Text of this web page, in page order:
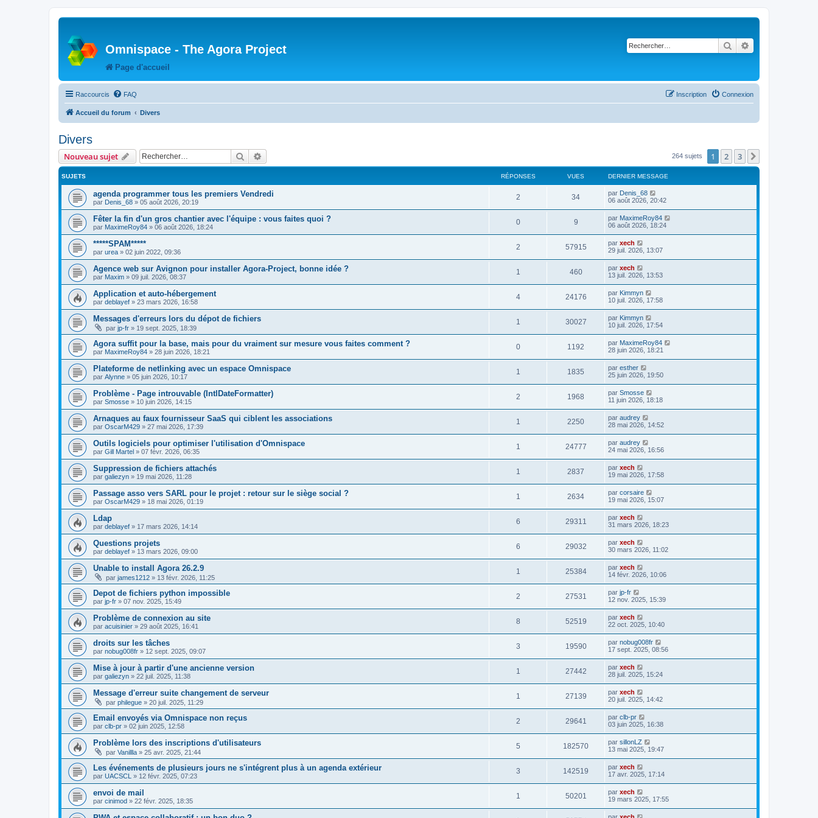
Omnispace - The Agora Project
Page d'accueil
Rechercher
Raccourcis FAQ Connexion
Inscription
Accueil du forum Divers
Divers
Nouveau sujet Rechercher 264 sujets 1 2 3
SUJETS RÉPONSES VUES DERNIER MESSAGE
agenda programmer tous les premiers Vendredi
par Denis_68 » 05 août 2026, 20:19
2 34 par Denis_68
06 août 2026, 20:42
Fêter la fin d'un gros chantier avec l'équipe : vous faites quoi ?
par MaximeRoy84 » 06 août 2026, 18:24
0 9 par MaximeRoy84
06 août 2026, 18:24
*****SPAM*****
par urea » 02 juin 2022, 09:36
2 57915 par xech
29 juil. 2026, 13:07
Agence web sur Avignon pour installer Agora-Project, bonne idée ?
par Maxim » 09 juil. 2026, 08:37
1 460 par xech
13 juil. 2026, 13:53
Application et auto-hébergement
par deblayef » 23 mars 2026, 16:58
4 24176 par Kimmyn
10 juil. 2026, 17:58
Messages d'erreurs lors du dépot de fichiers
par jp-fr » 19 sept. 2025, 18:39
1 30027 par Kimmyn
10 juil. 2026, 17:54
Agora suffit pour la base, mais pour du vraiment sur mesure vous faites comment ?
par MaximeRoy84 » 28 juin 2026, 18:21
0 1192 par MaximeRoy84
28 juin 2026, 18:21
Plateforme de netlinking avec un espace Omnispace
par Alynne » 05 juin 2026, 10:17
1 1835 par esther
25 juin 2026, 19:50
Problème - Page introuvable (IntlDateFormatter)
par Smosse » 10 juin 2026, 14:15
2 1968 par Smosse
11 juin 2026, 18:18
Arnaques au faux fournisseur SaaS qui ciblent les associations
par OscarM429 » 27 mai 2026, 17:39
1 2250 par audrey
28 mai 2026, 14:52
Outils logiciels pour optimiser l'utilisation d'Omnispace
par Gill Martel » 07 févr. 2026, 06:35
1 24777 par audrey
24 mai 2026, 16:56
Suppression de fichiers attachés
par galiezyn » 19 mai 2026, 11:28
1 2837 par xech
19 mai 2026, 17:58
Passage asso vers SARL pour le projet : retour sur le siège social ?
par OscarM429 » 18 mai 2026, 01:19
1 2634 par corsaire
19 mai 2026, 15:07
Ldap
par deblayef » 17 mars 2026, 14:14
6 29311 par xech
31 mars 2026, 18:23
Questions projets
par deblayef » 13 mars 2026, 09:00
6 29032 par xech
30 mars 2026, 11:02
Unable to install Agora 26.2.9
par james1212 » 13 févr. 2026, 11:25
1 25384 par xech
14 févr. 2026, 10:06
Depot de fichiers python impossible
par jp-fr » 07 nov. 2025, 15:49
2 27531 par jp-fr
12 nov. 2025, 15:39
Problème de connexion au site
par acuisinier » 29 août 2025, 16:41
8 52519 par xech
22 oct. 2025, 10:40
droits sur les tâches
par nobug008fr » 12 sept. 2025, 09:07
3 19590 par nobug008fr
17 sept. 2025, 08:56
Mise à jour à partir d'une ancienne version
par galiezyn » 22 juil. 2025, 11:38
1 27442 par xech
28 juil. 2025, 15:24
Message d'erreur suite changement de serveur
par philegue » 20 juil. 2025, 11:29
1 27139 par xech
20 juil. 2025, 14:42
Email envoyés via Omnispace non reçus
par clb-pr » 02 juin 2025, 12:58
2 29641 par clb-pr
03 juin 2025, 16:38
Problème lors des inscriptions d'utilisateurs
par Vanillla » 25 avr. 2025, 21:44
5 182570 par sillonLZ
13 mai 2025, 19:47
Les événements de plusieurs jours ne s'intégrent plus à un agenda extérieur
par UACSCL » 12 févr. 2025, 07:23
3 142519 par xech
17 avr. 2025, 17:14
envoi de mail
par cinimod » 22 févr. 2025, 18:35
1 50201 par xech
19 mars 2025, 17:55